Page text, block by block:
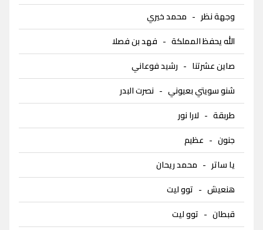
وجهة نظر - محمد خيري
الله يحفظ المملكة - فهد بن فصلا
صاين عشرتنا - رشيد فوعاني
شنو سويتي بعيوني - نصرت البدر
طربقة - لارا نور
جنون - عظيم
يا ساتر - محمد ريحان
هنعيش - توو ليت
قبطان - توو ليت